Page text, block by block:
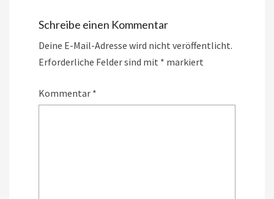
Schreibe einen Kommentar
Deine E-Mail-Adresse wird nicht veröffentlicht.
Erforderliche Felder sind mit * markiert
Kommentar *